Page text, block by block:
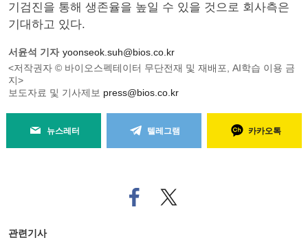
기검진을 통해 생존율을 높일 수 있을 것으로 회사측은
기대하고 있다.
서윤석 기자 yoonseok.suh@bios.co.kr
<저작권자 © 바이오스펙테이터 무단전재 및 재배포, AI학습 이용 금
지>
보도자료 및 기사제보 press@bios.co.kr
뉴스레터 텔레그램 카카오톡
페
이
트위
터로
관련기사